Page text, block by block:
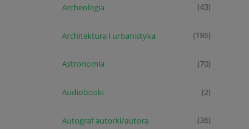
Archeologia (43)
Architektura i urbanistyka (186)
Astronomia (70)
Audiobooki (2)
Autograf autorki/autora (36)